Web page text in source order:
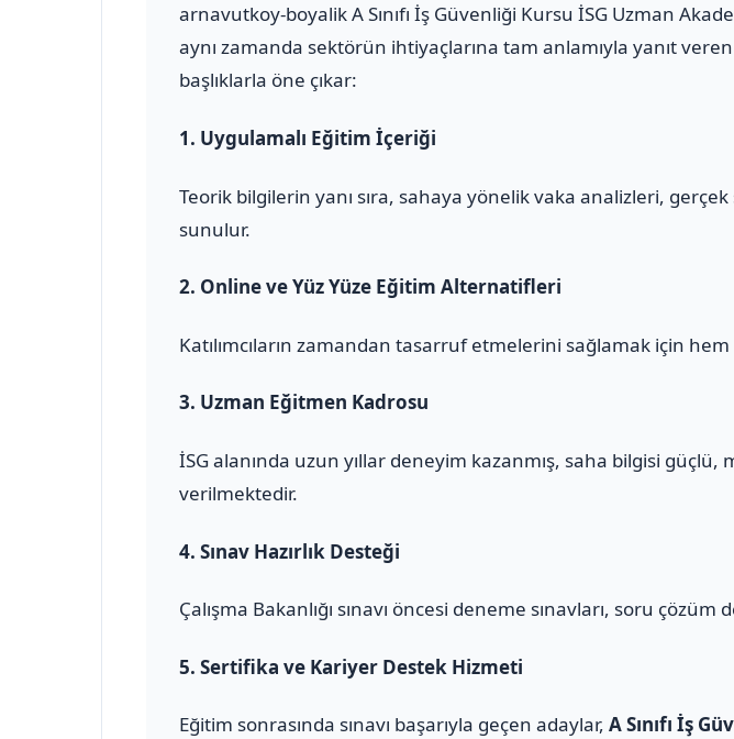
arnavutkoy-boyalik A Sınıfı İş Güvenliği Kursu İSG Uzman
aynı zamanda sektörün ihtiyaçlarına tam anlamıyla yanıt
başlıklarla öne çıkar:
1. Uygulamalı Eğitim İçeriği
Teorik bilgilerin yanı sıra, sahaya yönelik vaka analizleri,
sunulur.
2. Online ve Yüz Yüze Eğitim Alternatifleri
Katılımcıların zamandan tasarruf etmelerini sağlamak için
3. Uzman Eğitmen Kadrosu
İSG alanında uzun yıllar deneyim kazanmış, saha bilgisi
verilmektedir.
4. Sınav Hazırlık Desteği
Çalışma Bakanlığı sınavı öncesi deneme sınavları, soru
5. Sertifika ve Kariyer Destek Hizmeti
Eğitim sonrasında sınavı başarıyla geçen adaylar, A Sınıfı İş